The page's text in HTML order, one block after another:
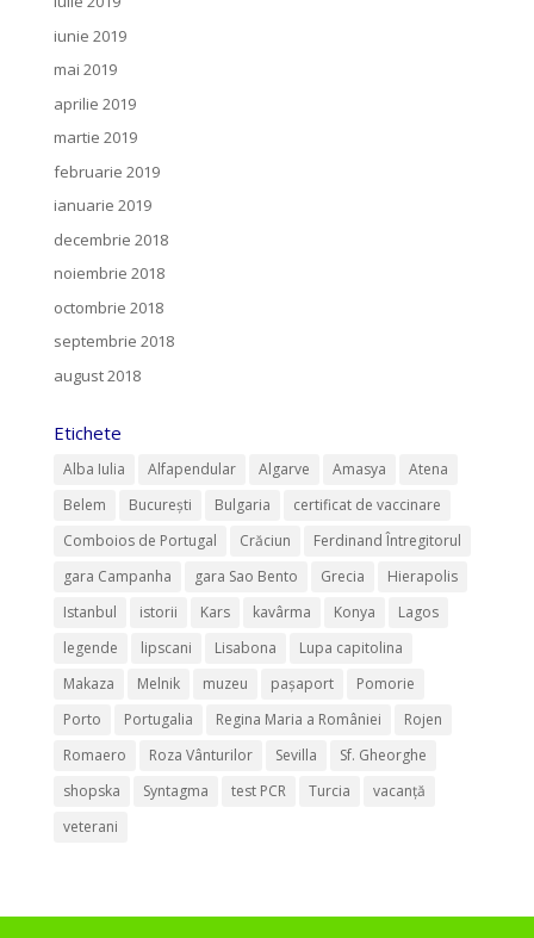
iunie 2019
mai 2019
aprilie 2019
martie 2019
februarie 2019
ianuarie 2019
decembrie 2018
noiembrie 2018
octombrie 2018
septembrie 2018
august 2018
Etichete
Alba Iulia Alfapendular Algarve Amasya
Atena
Belem
București Bulgaria
certificat de vaccinare
Comboios de Portugal
Crăciun
Ferdinand Întregitorul
gara Campanha
gara Sao Bento Grecia
Hierapolis
Istanbul
istorii Kars kavârma Konya
Lagos
legende
lipscani Lisabona
Lupa capitolina
Makaza
Melnik muzeu pașaport
Pomorie
Porto
Portugalia Regina Maria a României
Rojen
Romaero
Roza Vânturilor Sevilla
Sf. Gheorghe
shopska
Syntagma test PCR Turcia
vacanță
veterani